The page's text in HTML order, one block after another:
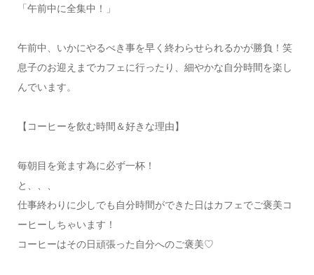
「午前中に全集中！」
午前中、いかにやるべき事を早く終わらせられるかが勝負！笑
息子のお迎えまでカフェに行ったり、細やかな自分時間を楽し
んでいます。
【コーヒーを飲む時間＆好きな理由】
毎朝目を覚ます為に必ず一杯！
と、、、
仕事終わりに少しでも自分時間ができた日はカフェでご褒美コ
ーヒーしちゃいます！
コーヒーはその日頑張った自分へのご褒美♡